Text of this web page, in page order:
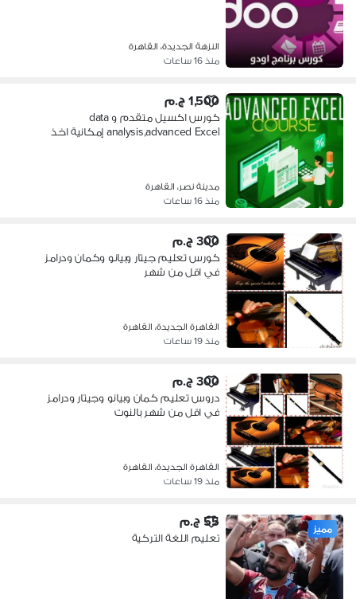
النزهة الجديدة، القاهرة
منذ 16 ساعات
1,500 ج.م
كورس اكسيل متقدم و data
analysis,advanced Excel إمكانية اخذ
مدينة نصر، القاهرة
منذ 16 ساعات
300 ج.م
كورس تعليم جيتار وبيانو وكمان ودرامز
في اقل من شهر
القاهرة الجديدة، القاهرة
منذ 19 ساعات
300 ج.م
دروس تعليم كمان وبيانو وجيتار ودرامز
في اقل من شهر بالنوت
القاهرة الجديدة، القاهرة
منذ 19 ساعات
مميز 55 ج.م
تعليم اللغة التركية